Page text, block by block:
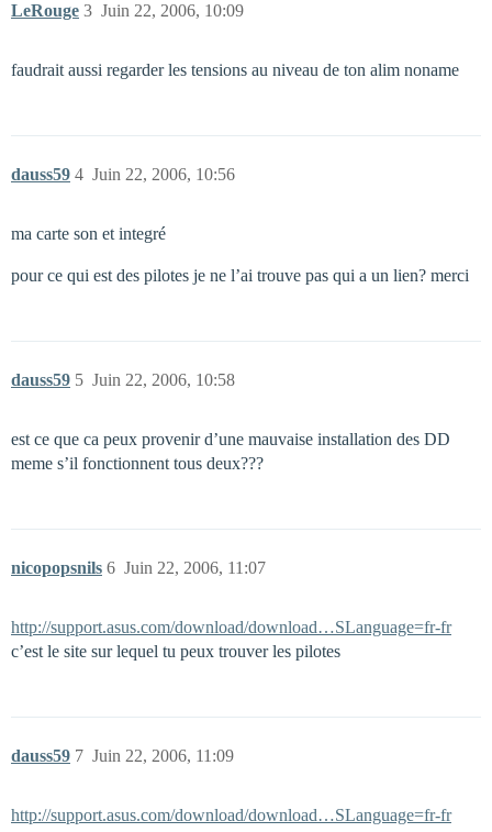
LeRouge Juin 22, 2006, 10:09
3
faudrait aussi regarder les tensions au niveau de ton alim noname
dauss59 Juin 22, 2006, 10:56
4
ma carte son et integré
pour ce qui est des pilotes je ne l’ai trouve pas qui a un lien? merci
dauss59 Juin 22, 2006, 10:58
5
est ce que ca peux provenir d’une mauvaise installation des DD
meme s’il fonctionnent tous deux???
nicopopsnils Juin 22, 2006, 11:07
6
http://support.asus.com/download/download…SLanguage=fr-fr
c’est le site sur lequel tu peux trouver les pilotes
dauss59 Juin 22, 2006, 11:09
7
http://support.asus.com/download/download…SLanguage=fr-fr